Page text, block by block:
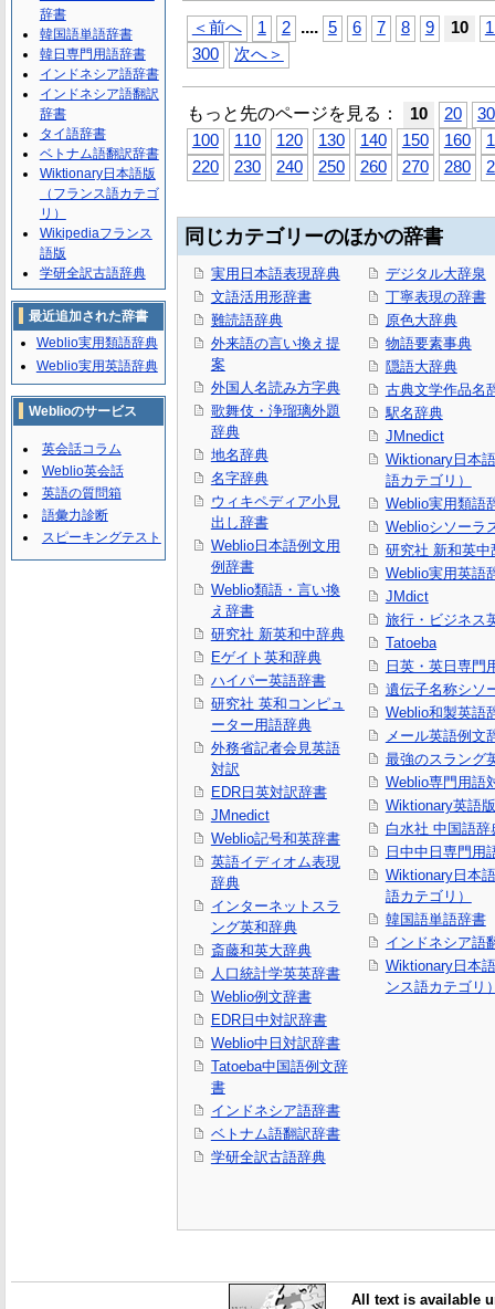
＜前へ 1 2 .... 5 6 7 8 9 10
300
次へ＞
もっと先のページを見る： 10 20
30
100
110 120 130 140 150 160
220
230 240 250 260 270 280
同じカテゴリーのほかの辞書
実用日本語表現辞典
文語活用形辞書
難読語辞典
外来語の言い換え提
案
外国人名読み方字典
歌舞伎・浄瑠璃外題
辞典
地名辞典
名字辞典
ウィキペディア小見
出し辞書
Weblio日本語例文用
例辞書
Weblio類語・言い換
え辞書
研究社 新英和中辞典
Eゲイト英和辞典
ハイパー英語辞書
研究社 英和コンピュ
ーター用語辞典
外務省記者会見英語
対訳
EDR日英対訳辞書
JMnedict
Weblio記号和英辞書
英語イディオム表現
辞典
インターネットスラ
ング英和辞典
斎藤和英大辞典
人口統計学英英辞書
Weblio例文辞書
EDR日中対訳辞書
Weblio中日対訳辞書
Tatoeba中国語例文辞
書
インドネシア語辞書
ベトナム語翻訳辞書
学研全訳古語辞典
デジタル大辞泉
丁寧表現の辞書
原色大辞典
物語要素事典
隠語大辞典
古典文学作品名
駅名辞典
JMnedict
Wiktionary日本
語カテゴリ）
Weblio実用類語
Weblioシソーラ
研究社 新和英中
Weblio実用英語
JMdict
旅行・ビジネス
Tatoeba
日英・英日専門
遺伝子名称シソ
Weblio和製英語
メール英語例文
最強のスラング
Weblio専門用語
Wiktionary英語版
白水社 中国語辞
日中中日専門用
Wiktionary日本
語カテゴリ）
韓国語単語辞書
インドネシア語
Wiktionary日本
ンス語カテゴリ
辞書
韓国語単語辞書
韓日専門用語辞書
インドネシア語辞書
インドネシア語翻訳
辞書
タイ語辞書
ベトナム語翻訳辞書
Wiktionary日本語版
（フランス語カテゴ
リ）
Wikipediaフランス
語版
学研全訳古語辞典
最近追加された辞書
Weblio実用類語辞典
Weblio実用英語辞典
Weblioのサービス
英会話コラム
Weblio英会話
英語の質問箱
語彙力診断
スピーキングテスト
All text is available